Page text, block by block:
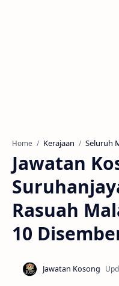
Home Kerajaan Seluruh
Jawatan
Rasuah
10